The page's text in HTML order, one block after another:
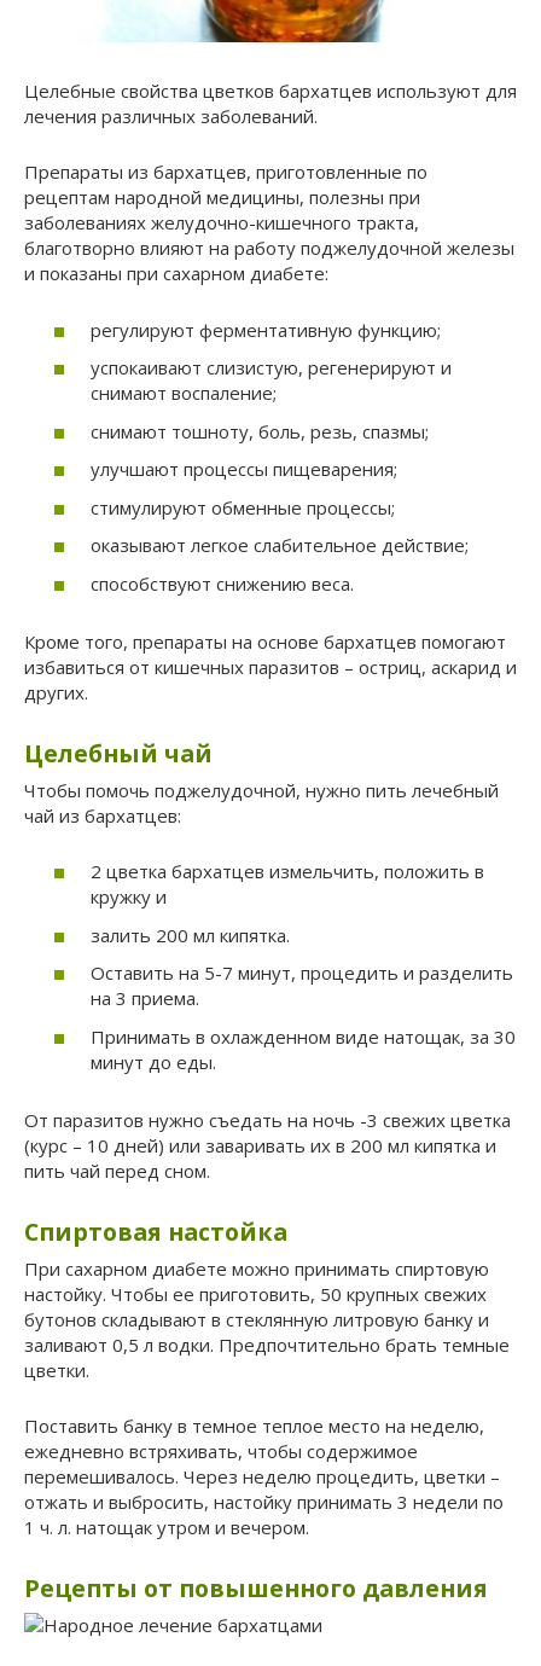
Целебные свойства цветков бархатцев используют для
лечения различных заболеваний.
Препараты из бархатцев, приготовленные по
рецептам народной медицины, полезны при
заболеваниях желудочно-кишечного тракта,
благотворно влияют на работу поджелудочной железы
и показаны при сахарном диабете:
регулируют ферментативную функцию;
успокаивают слизистую, регенерируют и
снимают воспаление;
снимают тошноту, боль, резь, спазмы;
улучшают процессы пищеварения;
стимулируют обменные процессы;
оказывают легкое слабительное действие;
способствуют снижению веса.
Кроме того, препараты на основе бархатцев помогают
избавиться от кишечных паразитов – остриц, аскарид и
других.
Целебный чай
Чтобы помочь поджелудочной, нужно пить лечебный
чай из бархатцев:
2 цветка бархатцев измельчить, положить в
кружку и
залить 200 мл кипятка.
Оставить на 5-7 минут, процедить и разделить
на 3 приема.
Принимать в охлажденном виде натощак, за 30
минут до еды.
От паразитов нужно съедать на ночь -3 свежих цветка
(курс – 10 дней) или заваривать их в 200 мл кипятка и
пить чай перед сном.
Спиртовая настойка
При сахарном диабете можно принимать спиртовую
настойку. Чтобы ее приготовить, 50 крупных свежих
бутонов складывают в стеклянную литровую банку и
заливают 0,5 л водки. Предпочтительно брать темные
цветки.
Поставить банку в темное теплое место на неделю,
ежедневно встряхивать, чтобы содержимое
перемешивалось. Через неделю процедить, цветки –
отжать и выбросить, настойку принимать 3 недели по
1 ч. л. натощак утром и вечером.
Рецепты от повышенного давления